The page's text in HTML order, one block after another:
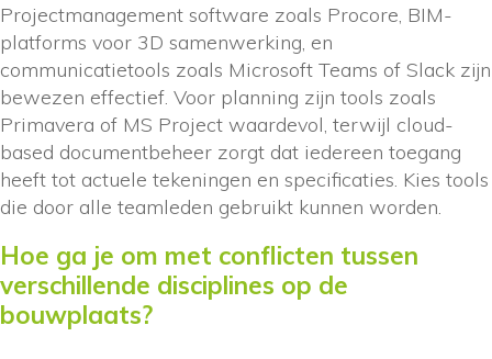
Projectmanagement software zoals Procore, BIM-
platforms voor 3D samenwerking, en
communicatietools zoals Microsoft Teams of Slack zijn
bewezen effectief. Voor planning zijn tools zoals
Primavera of MS Project waardevol, terwijl cloud-
based documentbeheer zorgt dat iedereen toegang
heeft tot actuele tekeningen en specificaties. Kies tools
die door alle teamleden gebruikt kunnen worden.
Hoe ga je om met conflicten tussen
verschillende disciplines op de
bouwplaats?